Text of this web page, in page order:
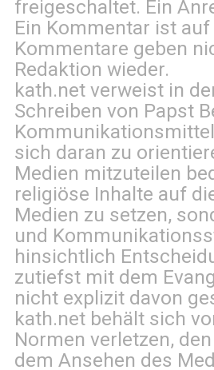
freigeschaltet. Ein
Ein Kommentar ist
Kommentare geben
Redaktion wieder.
kath.net verweist in
Schreiben von Papst
sich daran zu
Medien mitzuteilen
religiöse Inhalte auf
Medien zu setzen,
und
hinsichtlich
zutiefst mit dem
nicht explizit davon
kath.net behält sich
Normen verletzen,
dem Ansehen des